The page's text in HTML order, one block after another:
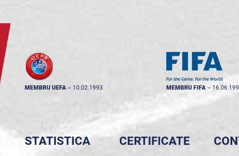
MEMBRU UEFA -- 10.02.1993 MEMBRU FIFA --
STATISTICA CERTIFICATE